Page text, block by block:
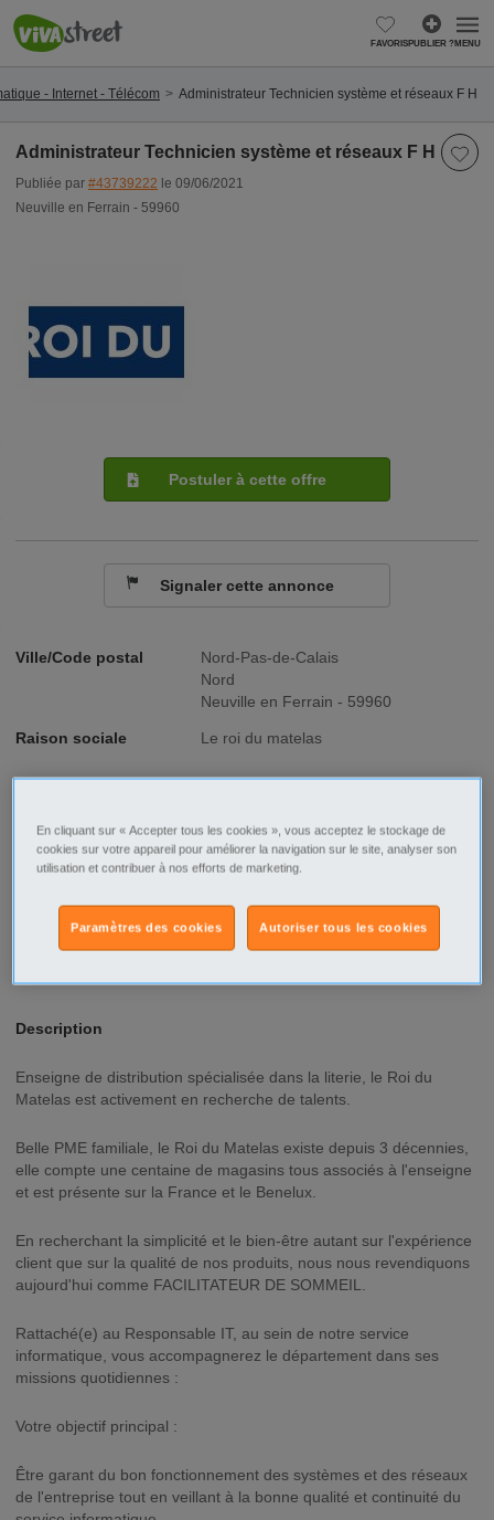
FAVORISPUBLIER ?MENU
- Internet - Télécom Administrateur Technicien système et réseaux F H
Administrateur Technicien système et réseaux F H
Publiée par #43739222 le 09/06/2021
Neuville en Ferrain - 59960
Ville/Code postal
Nord-Pas-de-Calais
Nord
Neuville en Ferrain - 59960
Raison sociale Le roi du matelas
No SIREN 518059282
Fonction Informatique - Internet - Télécom
Type de contrat CDI
Type d'emploi Temps plein
Description
Enseigne de distribution spécialisée dans la literie, le Roi du
Matelas est activement en recherche de talents.
Belle PME familiale, le Roi du Matelas existe depuis 3 décennies,
elle compte une centaine de magasins tous associés à l'enseigne
et est présente sur la France et le Benelux.
En recherchant la simplicité et le bien-être autant sur l'expérience
client que sur la qualité de nos produits, nous nous revendiquons
aujourd'hui comme FACILITATEUR DE SOMMEIL.
Rattaché(e) au Responsable IT, au sein de notre service
informatique, vous accompagnerez le département dans ses
missions quotidiennes :
Votre objectif principal :
Être garant du bon fonctionnement des systèmes et des réseaux
de l'entreprise tout en veillant à la bonne qualité et continuité du
Postuler à cette offre
Signaler cette annonce
En cliquant sur « Accepter tous les cookies », vous acceptez le stockage de
cookies sur votre appareil pour améliorer la navigation sur le site, analyser son
utilisation et contribuer à nos efforts de marketing.
Autoriser tous les cookies
Paramètres des cookies